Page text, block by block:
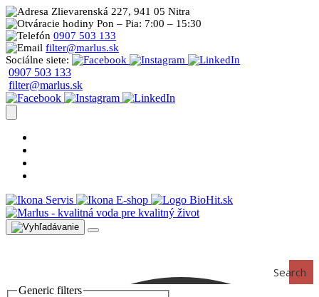
Zlievarenská 227, 941 05 Nitra
Pon – Pia: 7:00 – 15:30
0907 503 133
filter@marlus.sk
Sociálne siete:
0907 503 133
filter@marlus.sk
Servis E-shop
Search
Generic filters